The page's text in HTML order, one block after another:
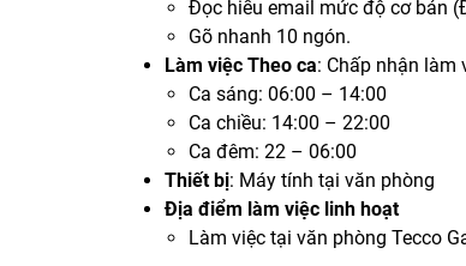
Đọc hiểu email mức độ cơ bản
Gõ nhanh 10 ngón.
Làm việc Theo ca: Chấp nhận làm
Ca sáng: 06:00 – 14:00
Ca chiều: 14:00 – 22:00
Ca đêm: 22 – 06:00
Thiết bị: Máy tính tại văn phòng
Địa điểm làm việc linh hoạt
Làm việc tại văn phòng Tecco